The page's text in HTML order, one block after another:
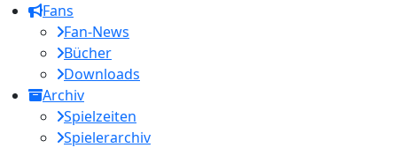
Fans
Fan-News
Bücher
Downloads
Archiv
Spielzeiten
Spielerarchiv